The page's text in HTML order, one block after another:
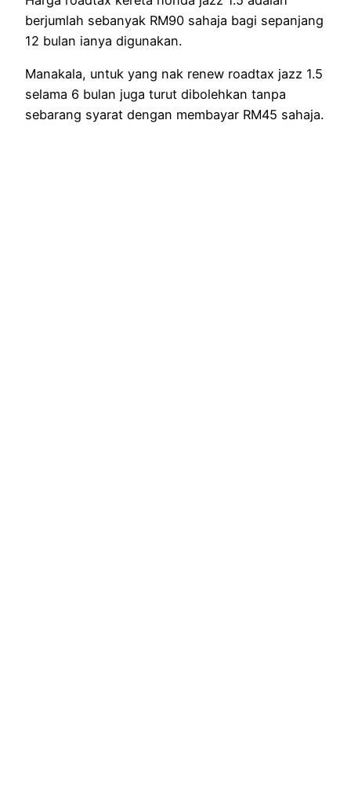
berjumlah sebanyak RM90 sahaja bagi sepanjang
12 bulan ianya digunakan.
Manakala, untuk yang nak renew roadtax jazz 1.5
selama 6 bulan juga turut dibolehkan tanpa
sebarang syarat dengan membayar RM45 sahaja.